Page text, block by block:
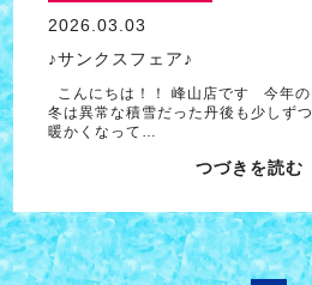
2026.03.03
♪サンクスフェア♪
こんにちは！！ 峰山店です 今年の
冬は異常な積雪だった丹後も少しずつ
暖かくなって…
つづきを読む